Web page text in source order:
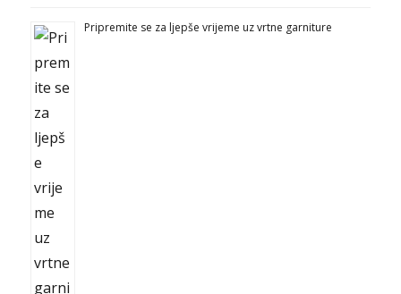
Pripremite se za ljepše vrijeme uz vrtne garniture